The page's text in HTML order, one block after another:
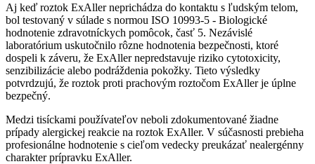
Aj keď roztok ExAller neprichádza do kontaktu s ľudským telom,
bol testovaný v súlade s normou ISO 10993-5 - Biologické
hodnotenie zdravotníckych pomôcok, časť 5. Nezávislé
laboratórium uskutočnilo rôzne hodnotenia bezpečnosti, ktoré
dospeli k záveru, že ExAller nepredstavuje riziko cytotoxicity,
senzibilizácie alebo podráždenia pokožky. Tieto výsledky
potvrdzujú, že roztok proti prachovým roztočom ExAller je úplne
bezpečný.
Medzi tisíckami používateľov neboli zdokumentované žiadne
prípady alergickej reakcie na roztok ExAller. V súčasnosti prebieha
profesionálne hodnotenie s cieľom vedecky preukázať nealergénny
charakter prípravku ExAller.